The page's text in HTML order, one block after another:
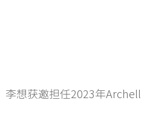
李想获邀担任2023年